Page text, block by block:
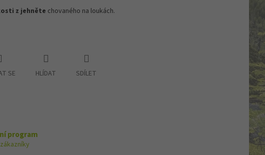
z jehněte chovaného na loukách.
SE HLÍDAT SDÍLET
program